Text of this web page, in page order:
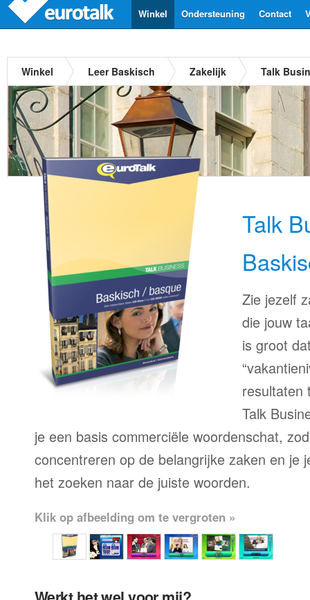
Contact
Ondersteuning
Winkel
Winkel Leer Baskisch Zakelijk Talk
Talk
Zie jezelf
die jouw
is groot
resultaten
Talk
je een basis commerciële woordenschat,
concentreren op de belangrijke zaken en je
het zoeken naar de juiste woorden.
Klik op afbeelding om te vergroten »